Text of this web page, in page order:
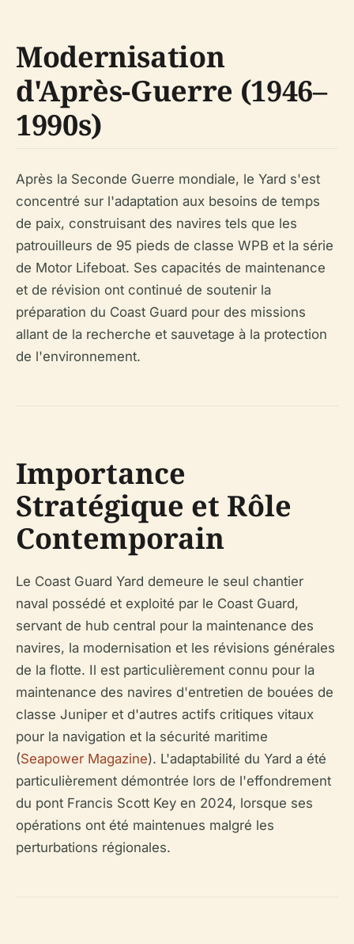
Modernisation
d'Après-Guerre (1946–
1990s)
Après la Seconde Guerre mondiale, le Yard s'est
concentré sur l'adaptation aux besoins de temps
de paix, construisant des navires tels que les
patrouilleurs de 95 pieds de classe WPB et la série
de Motor Lifeboat. Ses capacités de maintenance
et de révision ont continué de soutenir la
préparation du Coast Guard pour des missions
allant de la recherche et sauvetage à la protection
de l'environnement.
Importance
Stratégique et Rôle
Contemporain
Le Coast Guard Yard demeure le seul chantier
naval possédé et exploité par le Coast Guard,
servant de hub central pour la maintenance des
navires, la modernisation et les révisions générales
de la flotte. Il est particulièrement connu pour la
maintenance des navires d'entretien de bouées de
classe Juniper et d'autres actifs critiques vitaux
pour la navigation et la sécurité maritime
(Seapower Magazine). L'adaptabilité du Yard a été
particulièrement démontrée lors de l'effondrement
du pont Francis Scott Key en 2024, lorsque ses
opérations ont été maintenues malgré les
perturbations régionales.